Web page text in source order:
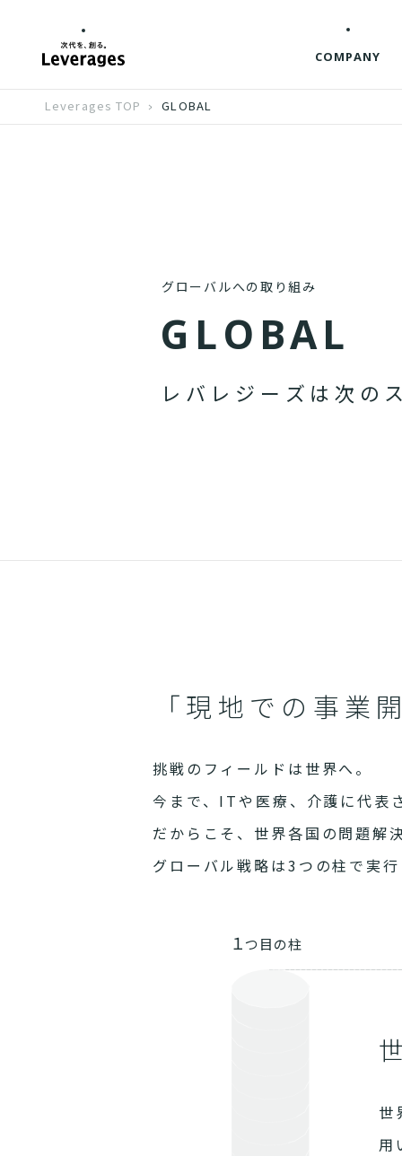
COMPANY
Leverages TOP GLOBAL
グローバルへの取り組み
G LO BAL
レ バ レ ジ ー ズ は 次 の
「現地での事業
挑戦のフィールドは世界へ。
今まで、ITや医療、介護に代表
だからこそ、世界各国の問題解
グローバル戦略は3つの柱で実
１つ目の柱
世
用